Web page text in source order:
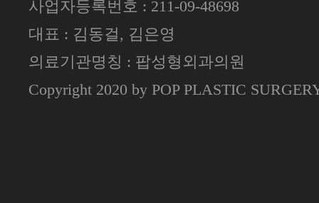
사업자등록번호 : 211-09-48698
대표 : 김동걸, 김은영
의료기관명칭 : 팝성형외과의원
Copyright 2020 by POP PLASTIC